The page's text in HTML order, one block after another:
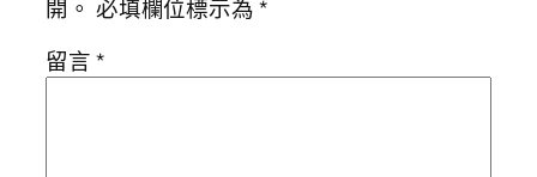
開。 必填欄位標示為*
留言*